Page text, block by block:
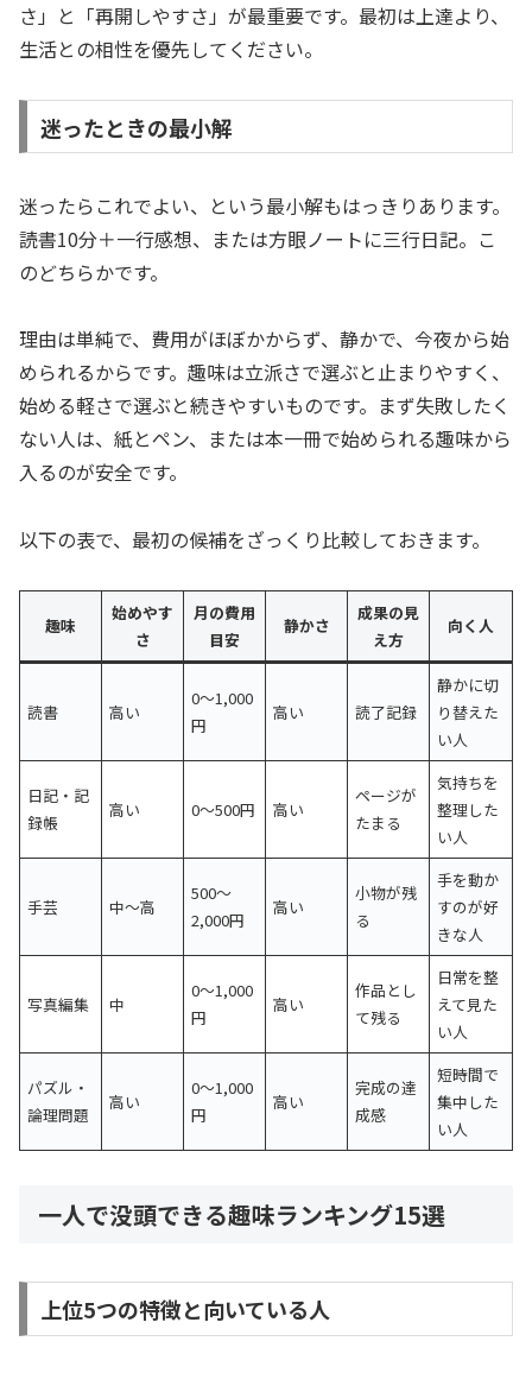
さ」と「再開しやすさ」が最重要です。最初は上達より、
生活との相性を優先してください。
迷ったときの最小解
迷ったらこれでよい、という最小解もはっきりあります。
読書10分＋一行感想、または方眼ノートに三行日記。こ
のどちらかです。
理由は単純で、費用がほぼかからず、静かで、今夜から始
められるからです。趣味は立派さで選ぶと止まりやすく、
始める軽さで選ぶと続きやすいものです。まず失敗したく
ない人は、紙とペン、または本一冊で始められる趣味から
入るのが安全です。
以下の表で、最初の候補をざっくり比較しておきます。
趣味
始めやす
さ
月の費用
目安
静かさ
成果の見
え方
向く人
読書 高い
0〜1,000
円
高い 読了記録
静かに切
り替えた
い人
日記・記
録帳
高い 0〜500円 高い
ページが
たまる
気持ちを
整理した
い人
手芸 中〜高
500〜
2,000円
高い
小物が残
る
手を動か
すのが好
きな人
写真編集 中
0〜1,000
円
高い
作品とし
て残る
日常を整
えて見た
い人
パズル・
論理問題
高い
0〜1,000
円
高い
完成の達
成感
短時間で
集中した
い人
一人で没頭できる趣味ランキング15選
上位5つの特徴と向いている人